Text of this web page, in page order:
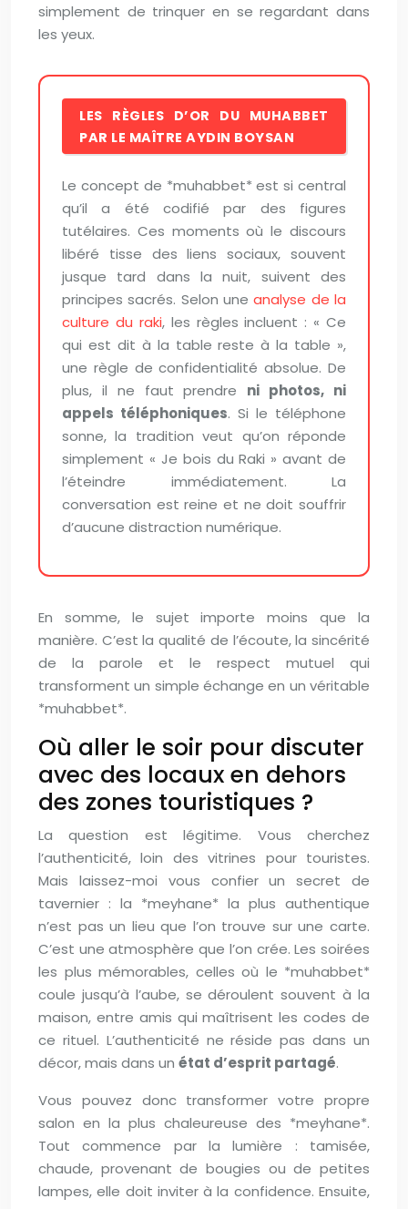
simplement de trinquer en se regardant dans
les yeux.
LES RÈGLES D’OR DU MUHABBET
PAR LE MAÎTRE AYDIN BOYSAN
Le concept de *muhabbet* est si central
qu’il a été codifié par des figures
tutélaires. Ces moments où le discours
libéré tisse des liens sociaux, souvent
jusque tard dans la nuit, suivent des
principes sacrés. Selon uneanalyse de la
culture du raki, les règles incluent : « Ce
qui est dit à la table reste à la table »,
une règle de confidentialité absolue. De
plus, il ne faut prendre ni photos, ni
appels téléphoniques. Si le téléphone
sonne, la tradition veut qu’on réponde
simplement « Je bois du Raki » avant de
l’éteindre immédiatement. La
conversation est reine et ne doit souffrir
d’aucune distraction numérique.
En somme, le sujet importe moins que la
manière. C’est la qualité de l’écoute, la sincérité
de la parole et le respect mutuel qui
transforment un simple échange en un véritable
*muhabbet*.
Où aller le soir pour discuter
avec des locaux en dehors
des zones touristiques ?
La question est légitime. Vous cherchez
l’authenticité, loin des vitrines pour touristes.
Mais laissez-moi vous confier un secret de
tavernier : la *meyhane* la plus authentique
n’est pas un lieu que l’on trouve sur une carte.
C’est une atmosphère que l’on crée. Les soirées
les plus mémorables, celles où le *muhabbet*
coule jusqu’à l’aube, se déroulent souvent à la
maison, entre amis qui maîtrisent les codes de
ce rituel. L’authenticité ne réside pas dans un
décor, mais dans un état d’esprit partagé.
Vous pouvez donc transformer votre propre
salon en la plus chaleureuse des *meyhane*.
Tout commence par la lumière : tamisée,
chaude, provenant de bougies ou de petites
lampes, elle doit inviter à la confidence. Ensuite,